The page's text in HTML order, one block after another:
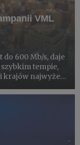
VML
do 600 Mb/s, daje
tempie,
krajów najwyżej
Poland dla